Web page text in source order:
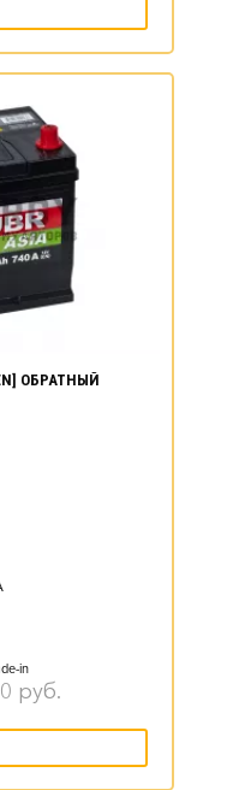
ОБРАТНЫЙ
in
руб.